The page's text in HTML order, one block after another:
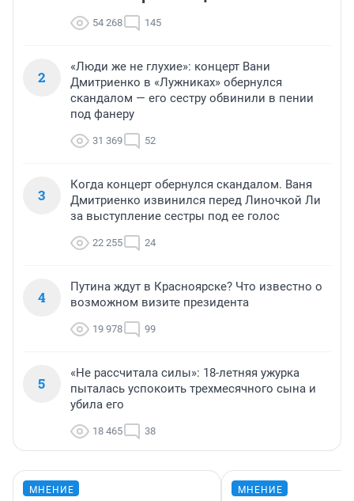
54 268 145
2
«Люди же не глухие»: концерт Вани
Дмитриенко в «Лужниках» обернулся
скандалом — его сестру обвинили в пении
под фанеру
31 369 52
3
Когда концерт обернулся скандалом. Ваня
Дмитриенко извинился перед Линочкой Ли
за выступление сестры под ее голос
22 255 24
4
Путина ждут в Красноярске? Что известно о
возможном визите президента
19 978 99
5
«Не рассчитала силы»: 18-летняя ужурка
пыталась успокоить трехмесячного сына и
убила его
18 465 38
МНЕНИЕ МНЕНИЕ